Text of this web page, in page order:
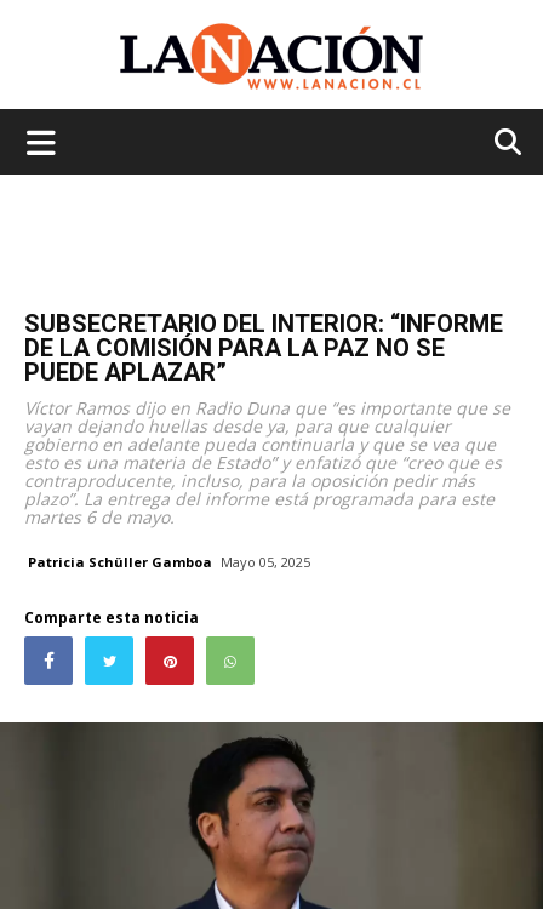
SUBSECRETARIO DEL INTERIOR: “INFORME
DE LA COMISIÓN PARA LA PAZ NO SE
PUEDE APLAZAR”
Víctor Ramos dijo en Radio Duna que “es importante que se
vayan dejando huellas desde ya, para que cualquier
gobierno en adelante pueda continuarla y que se vea que
esto es una materia de Estado” y enfatizó que “creo que es
contraproducente, incluso, para la oposición pedir más
plazo”. La entrega del informe está programada para este
martes 6 de mayo.
Patricia Schüller Gamboa Mayo 05, 2025
Comparte esta noticia